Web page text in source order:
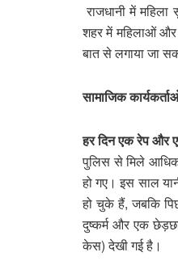
राजधानी में
शहर में महिलाओं और
बात से लगाया जा
सामाजिक
हर दिन एक रेप और
पुलिस से मिले
हो गए। इस साल
हो चुके हैं, जबकि
दुष्कर्म और एक
केस) देखी गई है।